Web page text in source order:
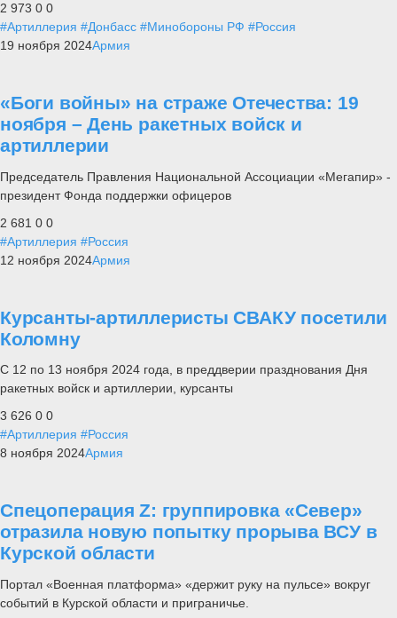
2 973 0 0
#Артиллерия #Донбасс #Минобороны РФ #Россия
19 ноября 2024Армия
«Боги войны» на страже Отечества: 19
ноября – День ракетных войск и
артиллерии
Председатель Правления Национальной Ассоциации «Мегапир» -
президент Фонда поддержки офицеров
2 681 0 0
#Артиллерия #Россия
12 ноября 2024Армия
Курсанты-артиллеристы СВАКУ посетили
Коломну
С 12 по 13 ноября 2024 года, в преддверии празднования Дня
ракетных войск и артиллерии, курсанты
3 626 0 0
#Артиллерия #Россия
8 ноября 2024Армия
Спецоперация Z: группировка «Север»
отразила новую попытку прорыва ВСУ в
Курской области
Портал «Военная платформа» «держит руку на пульсе» вокруг
событий в Курской области и приграничье.